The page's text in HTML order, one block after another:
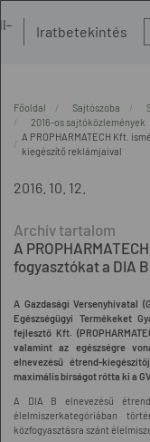
Iratbetekintés
Főoldal Sajtószoba
2016-os sajtóközlemények
A PROPHARMATECH Kft.
kiegészítő reklámjaival
2016. 10. 12.
A
fogyasztókat a DIA
A Gazdasági Versenyhivatal
Egészségügyi Termékeket
fejlesztő Kft.
valamint az egészségre
elnevezésű étrend-
maximális bírságot rótta ki a
A DIA B elnevezésű
élelmiszerkategóriában
közfogyasztásra szánt